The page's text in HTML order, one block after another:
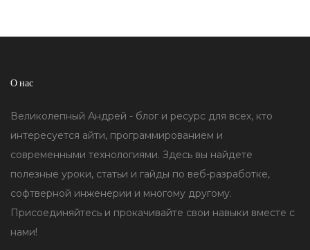
О нас
Великолепный Андрей - блог и ресурс для всех, кто
интересуется айти, программированием и
современными технологиями. Здесь вы найдете
полезные уроки, статьи и гайды по веб-разработке,
софтверной инженерии и многому другому.
Присоединяйтесь и прокачивайте свои навыки вместе с
нами!